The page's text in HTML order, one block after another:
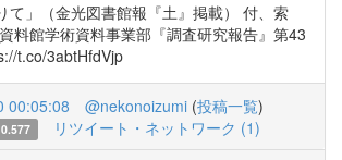
て」（金光図書館報『土』掲載） 付、索
料館学術資料事業部『調査研究報告』第43
t.co/3abtHfdVjp
00:05:08 @nekonoizumi (投稿一覧)
0.577 リツイート・ネットワーク (1)